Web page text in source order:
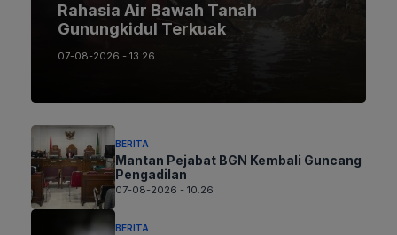
Rahasia Air Bawah Tanah
Gunungkidul Terkuak
07-08-2026 - 13.26
BERITA
Mantan Pejabat BGN Kembali Guncang
Pengadilan
07-08-2026 - 10.26
BERITA